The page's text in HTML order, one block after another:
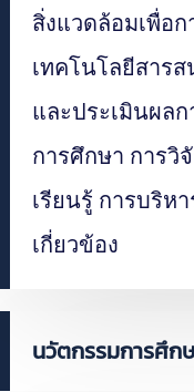
สิ่งแวดล้อมเพื่อ
เทคโนโลยีสาร
และประเมินผล
การศึกษา การวิ
เรียนรู้ การบริห
เกี่ยวข้อง
นวัตกรรมการศึก